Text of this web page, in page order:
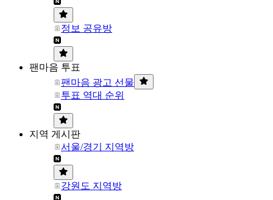
정보 공유방
팬마음 투표
팬마음 광고 선물
투표 역대 순위
지역 게시판
서울/경기 지역방
강원도 지역방